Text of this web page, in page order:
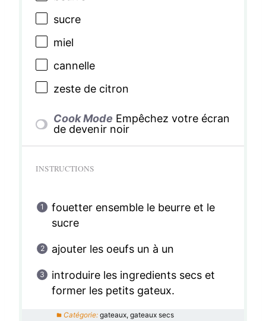
sucre
miel
cannelle
zeste de citron
Cook Mode Empêchez votre écran
de devenir noir
INSTRUCTIONS
fouetter ensemble le beurre et le
sucre
ajouter les oeufs un à un
introduire les ingredients secs et
former les petits gateux.
Catégorie: gateaux, gateaux secs